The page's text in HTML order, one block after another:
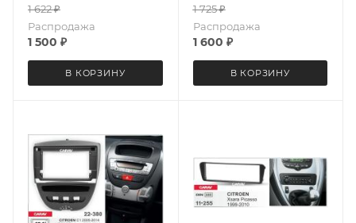
1 622₽
Распродажа
1 500 ₽
В КОРЗИНУ
1 725₽
Распродажа
1 600 ₽
В КОРЗИНУ